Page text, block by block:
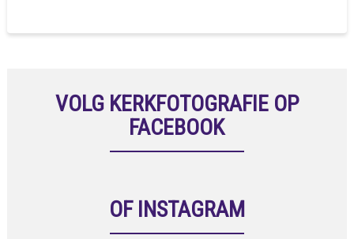
VOLG KERKFOTOGRAFIE OP
FACEBOOK
OF INSTAGRAM